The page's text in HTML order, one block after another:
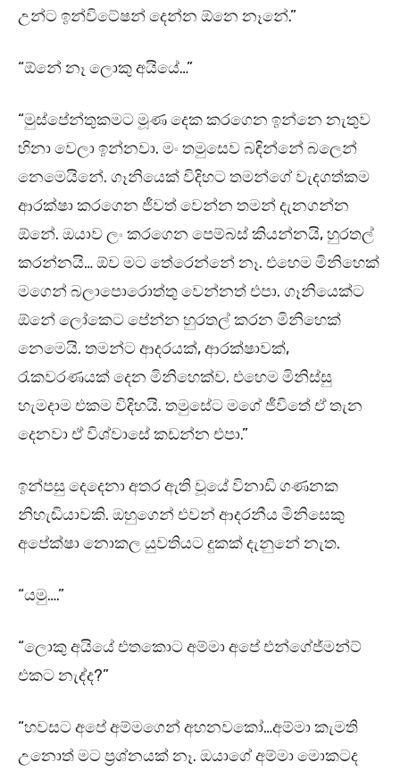
උන්ට ඉන්විටේෂන් දෙන්න ඕනෙ නෑනේ.”
“ඕනේ නෑ ලොකු අයියේ…”
“මුස්පේන්තුකමට මූණ දෙක කරගෙන ඉන්නෙ නැතුව
හිනා වෙලා ඉන්නවා. මං තමුසෙව බඳින්නේ බලෙන්
නෙමෙයිනේ. ගෑනියෙක් විදිහට තමන්ගේ වැදගත්කම
ආරක්ෂා කරගෙන ජීවත් වෙන්න තමන් දැනගන්න
ඕනේ. ඔයාව ලං කරගෙන පෙම්බස් කියන්නයි, හුරතල්
කරන්නයි… ඕව මට තේරෙන්නේ නෑ. එහෙම මිනිහෙක්
මගෙන් බලාපොරොත්තු වෙන්නත් එපා. ගෑනියෙක්ට
ඕනේ ලෝකෙට පේන්න හුරතල් කරන මිනිහෙක්
නෙමෙයි. තමන්ට ආදරයක්, ආරක්ෂාවක්,
රැකවරණයක් දෙන මිනිහෙක්ව. එහෙම මිනිස්සු
හැමදාම එකම විදිහයි. තමුසේට මගේ ජීවිතේ ඒ තැන
දෙනවා ඒ විශ්වාසේ කඩන්න එපා.”
ඉන්පසු දෙදෙනා අතර ඇති වූයේ විනාඩි ගණනක
නිහැඬියාවකි. ඔහුගෙන් එවන් ආදරනීය මිනිසෙකු
අපේක්ෂා නොකල යුවතියට දුකක් දැනුනේ නැත.
“යමු….”
“ලොකු අයියේ එතකොට අම්මා අපේ එන්ගේජ්මන්ට්
එකට නැද්ද?”
“හවසට අපේ අම්මගෙන් අහනවකෝ…අම්මා කැමති
උනොත් මට ප්‍රශ්නයක් නෑ. ඔයාගේ අම්මා මොකටද